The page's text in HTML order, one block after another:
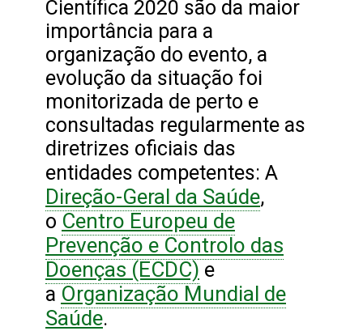
Científica 2020 são da maior
importância para a
organização do evento, a
evolução da situação foi
monitorizada de perto e
consultadas regularmente as
diretrizes oficiais das
entidades competentes: A
Direção-Geral da Saúde,
o Centro Europeu de
Prevenção e Controlo das
Doenças (ECDC) e
a Organização Mundial de
Saúde.